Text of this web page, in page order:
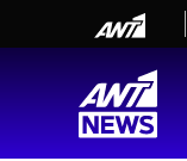
newbeta.ant1news.gr